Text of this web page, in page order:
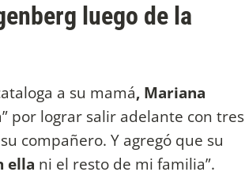
luego de la
a su mamá, Mariana
por lograr salir adelante con tres
compañero. Y agregó que su
ella ni el resto de mi familia”.